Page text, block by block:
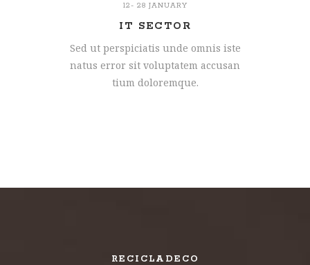
12- 28 JANUARY
IT SECTOR
Sed ut perspiciatis unde omnis iste
natus error sit voluptatem accusan
tium doloremque.
RECICLADECO